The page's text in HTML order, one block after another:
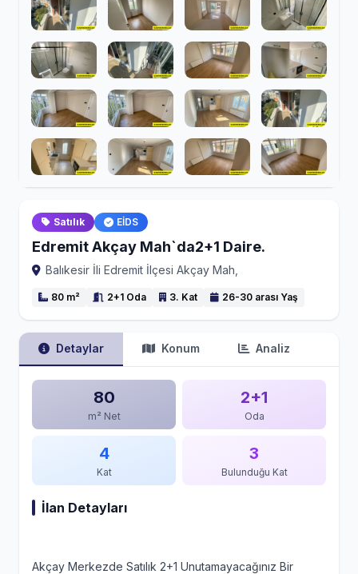
Satılık EİDS
Edremit Akçay Mah`da2+1 Daire.
Balıkesir İli Edremit İlçesi Akçay Mah,
80 m² 2+1 Oda 3. Kat 26-30 arası Yaş
Detaylar Konum Analiz
80
m² Net
2+1
Oda
4
Kat
3
Bulunduğu Kat
İlan Detayları
Akçay Merkezde Satılık 2+1 Unutamayacağınız Bir